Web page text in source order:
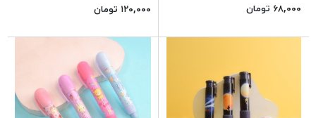
۶۸,۰۰۰ تومان ۱۲۰,۰۰۰ تومان